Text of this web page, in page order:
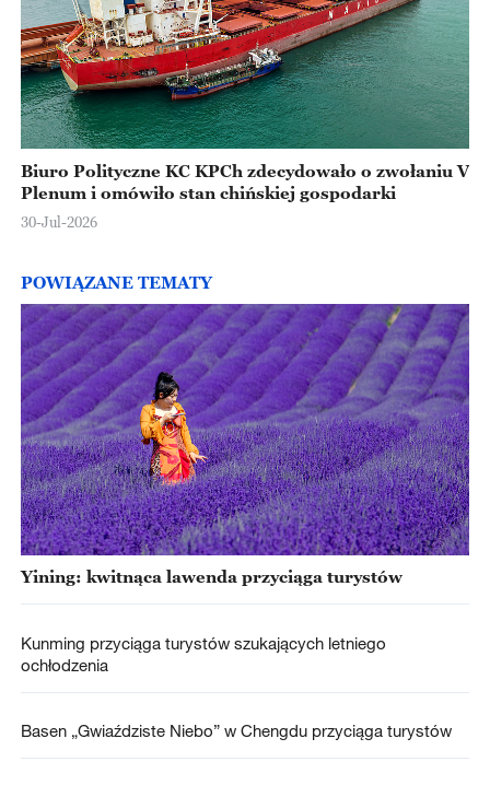
Biuro Polityczne KC KPCh zdecydowało o zwołaniu V
Plenum i omówiło stan chińskiej gospodarki
30-Jul-2026
POWIĄZANE TEMATY
Yining: kwitnąca lawenda przyciąga turystów
Kunming przyciąga turystów szukających letniego
ochłodzenia
Basen „Gwiaździste Niebo” w Chengdu przyciąga turystów